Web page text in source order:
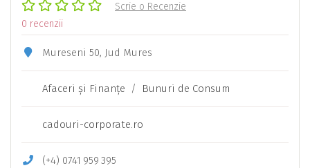
Scrie o Recenzie
0 recenzii
Mureseni 50, Jud Mures
Afaceri şi Finanţe / Bunuri de Consum
cadouri-corporate.ro
(+4) 0741 959 395